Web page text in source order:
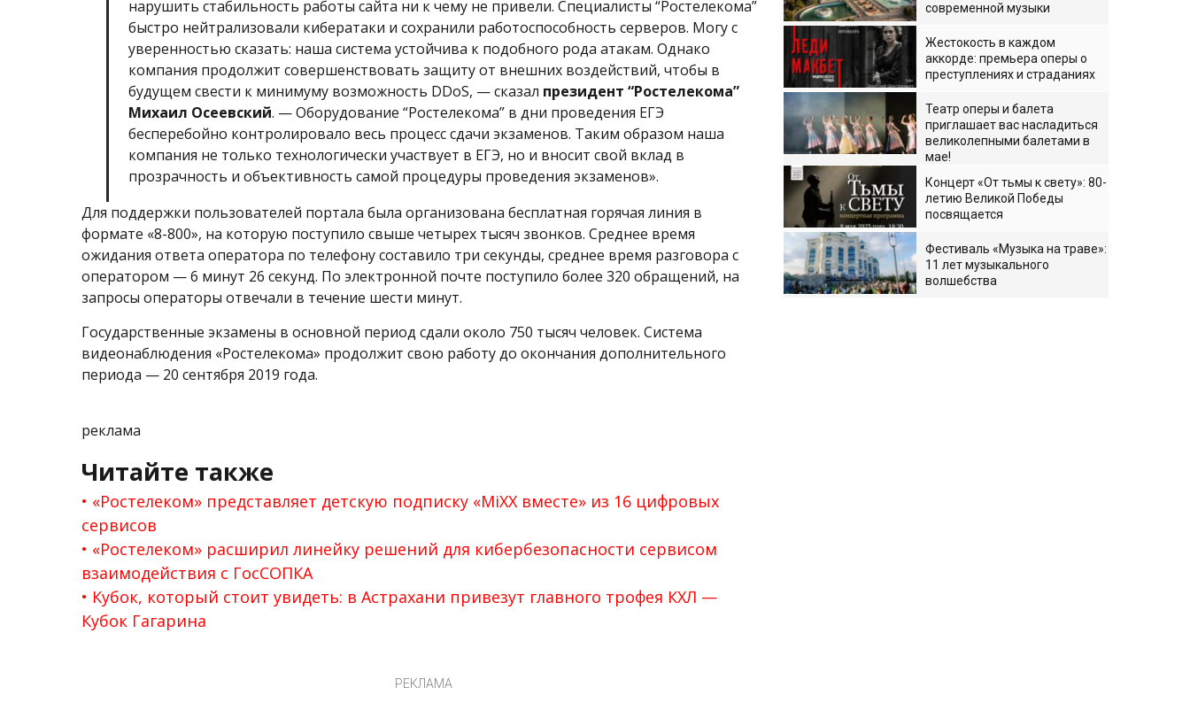
нарушить стабильность работы сайта ни к чему не привели. Специалисты “Ростелекома”
быстро нейтрализовали кибератаки и сохранили работоспособность серверов. Могу с
уверенностью сказать: наша система устойчива к подобного рода атакам. Однако
компания продолжит совершенствовать защиту от внешних воздействий, чтобы в
будущем свести к минимуму возможность DDoS, — сказал президент “Ростелекома”
Михаил Осеевский. — Оборудование “Ростелекома” в дни проведения ЕГЭ
бесперебойно контролировало весь процесс сдачи экзаменов. Таким образом наша
компания не только технологически участвует в ЕГЭ, но и вносит свой вклад в
прозрачность и объективность самой процедуры проведения экзаменов».
Для поддержки пользователей портала была организована бесплатная горячая линия в
формате «8-800», на которую поступило свыше четырех тысяч звонков. Среднее время
ожидания ответа оператора по телефону составило три секунды, среднее время разговора с
оператором — 6 минут 26 секунд. По электронной почте поступило более 320 обращений, на
запросы операторы отвечали в течение шести минут.
Государственные экзамены в основной период сдали около 750 тысяч человек. Система
видеонаблюдения «Ростелекома» продолжит свою работу до окончания дополнительного
периода — 20 сентября 2019 года.
реклама
Читайте также
«Ростелеком» представляет детскую подписку «MiXX вместе» из 16 цифровых
сервисов
«Ростелеком» расширил линейку решений для кибербезопасности сервисом
взаимодействия с ГосСОПКА
Кубок, который стоит увидеть: в Астрахани привезут главного трофея КХЛ —
Кубок Гагарина
РЕКЛАМА
современной музыки
Жестокость в каждом
аккорде: премьера оперы о
преступлениях и страданиях
Театр оперы и балета
приглашает вас насладиться
великолепными балетами в
мае!
Концерт «От тьмы к свету»: 80-
летию Великой Победы
посвящается
Фестиваль «Музыка на траве»:
11 лет музыкального
волшебства